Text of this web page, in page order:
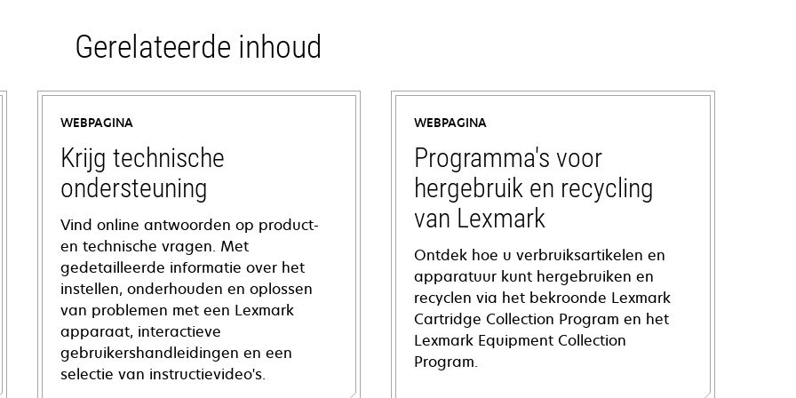
Gerelateerde inhoud
WEBPAGINA
Krijg technische
ondersteuning
Vind online antwoorden op product-
en technische vragen. Met
gedetailleerde informatie over het
instellen, onderhouden en oplossen
van problemen met een Lexmark
apparaat, interactieve
gebruikershandleidingen en een
selectie van instructievideo's.
WEBPAGINA
Programma's voor
hergebruik en recycling
van Lexmark
Ontdek hoe u verbruiksartikelen en
apparatuur kunt hergebruiken en
recyclen via het bekroonde Lexmark
Cartridge Collection Program en het
Lexmark Equipment Collection
Program.